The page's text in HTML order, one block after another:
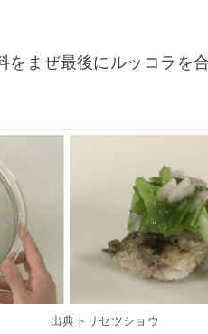
をまぜ最後にルッコラを
出典トリセツショウ